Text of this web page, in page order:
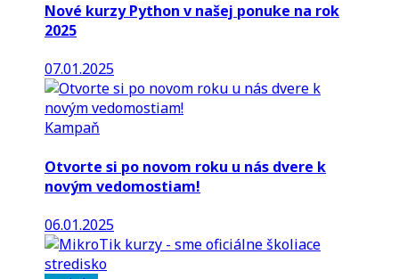
Nové kurzy Python v našej ponuke na rok
2025
07.01.2025
Kampaň
Otvorte si po novom roku u nás dvere k
novým vedomostiam!
06.01.2025